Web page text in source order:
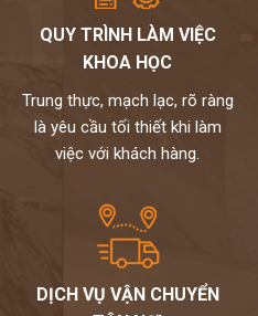
QUY TRÌNH LÀM VIỆC
KHOA HỌC
Trung thực, mạch lạc, rõ ràng
là yêu cầu tối thiết khi làm
việc với khách hàng.
DỊCH VỤ VẬN CHUYỂN